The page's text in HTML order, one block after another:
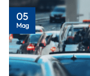
05
Mag